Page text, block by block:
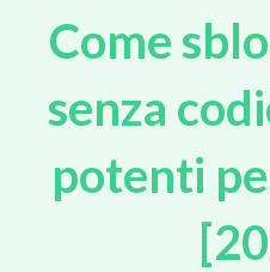
Come
senza
potenti